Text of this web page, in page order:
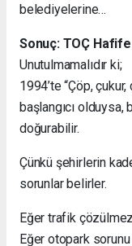
belediyelerine…
Sonuç: TOÇ Hafife
Unutulmamalıdır ki;
1994’te “Çöp,
başlangıcı olduysa,
doğurabilir.
Çünkü şehirlerin
sorunlar belirler.
Eğer trafik
Eğer otopark